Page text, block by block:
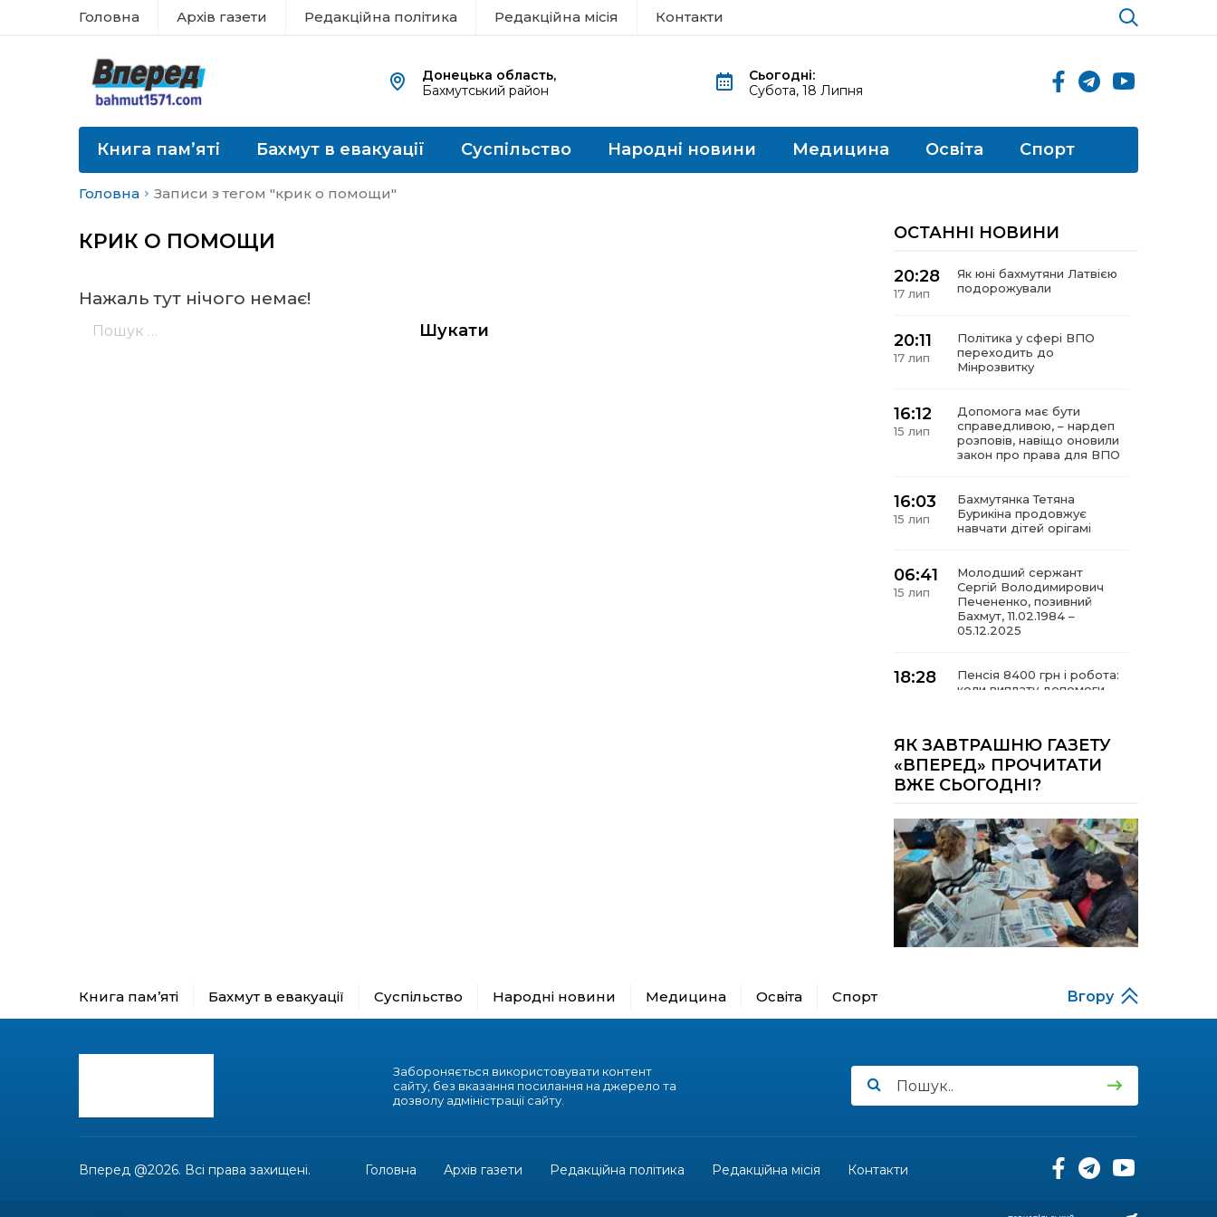
Головна Архів газети Редакційна політика Редакційна місія Контакти
Донецька область,
Бахмутський район
Сьогодні:
Субота, 18 Липня
Книга пам’яті Бахмут в евакуації Суспільство Народні новини Медицина Освіта Спорт
Головна Записи з тегом "крик о помощи"
КРИК О ПОМОЩИ
Нажаль тут нічого немає!
ОСТАННІ НОВИНИ
20:28
17 лип
Як юні бахмутяни Латвією
подорожували
20:11
17 лип
Політика у сфері ВПО
переходить до
Мінрозвитку
16:12
15 лип
Допомога має бути
справедливою, – нардеп
розповів, навіщо оновили
закон про права для ВПО
16:03
15 лип
Бахмутянка Тетяна
Бурикіна продовжує
навчати дітей орігамі
06:41
15 лип
Молодший сержант
Сергій Володимирович
Печененко, позивний
Бахмут, 11.02.1984 –
05.12.2025
18:28
Пенсія 8400 грн і робота:
коли виплату допомоги
18:24
14 лип
В Україні створять
Координаційну раду з
питань ВПО та
за кордону
18:15
14 лип
Бахмутський код на
Гощанщині: коли традиції
єднають громади
17:25
Маленькі бахмутяни у
10 лип
Морські мушлі в техніці
макраме
17:07
10 лип
Бахмутяни вибороли
настільного тенісу
08 лип
Юна бахмутянка Кіра
Радченко долучилася до
унікального інклюзивного
проєкту «КОЛО
ЯК ЗАВТРАШНЮ ГАЗЕТУ
«ВПЕРЕД» ПРОЧИТАТИ
ВЖЕ СЬОГОДНІ?
Книга пам’яті Бахмут в евакуації Суспільство Народні новини Медицина Освіта Спорт Вгору
Забороняється використовувати контент
сайту, без вказання посилання на джерело та
дозволу адміністрації сайту.
Вперед @2026. Всі права захищені. Головна Архів газети Редакційна політика Редакційна місія Контакти